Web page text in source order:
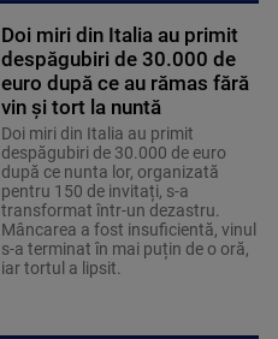
Doi miri din Italia au primit
despăgubiri de 30.000 de
euro după ce au rămas fără
vin și tort la nuntă
Doi miri din Italia au primit
despăgubiri de 30.000 de euro
după ce nunta lor, organizată
pentru 150 de invitați, s-a
transformat într-un dezastru.
Mâncarea a fost insuficientă, vinul
s-a terminat în mai puțin de o oră,
iar tortul a lipsit.